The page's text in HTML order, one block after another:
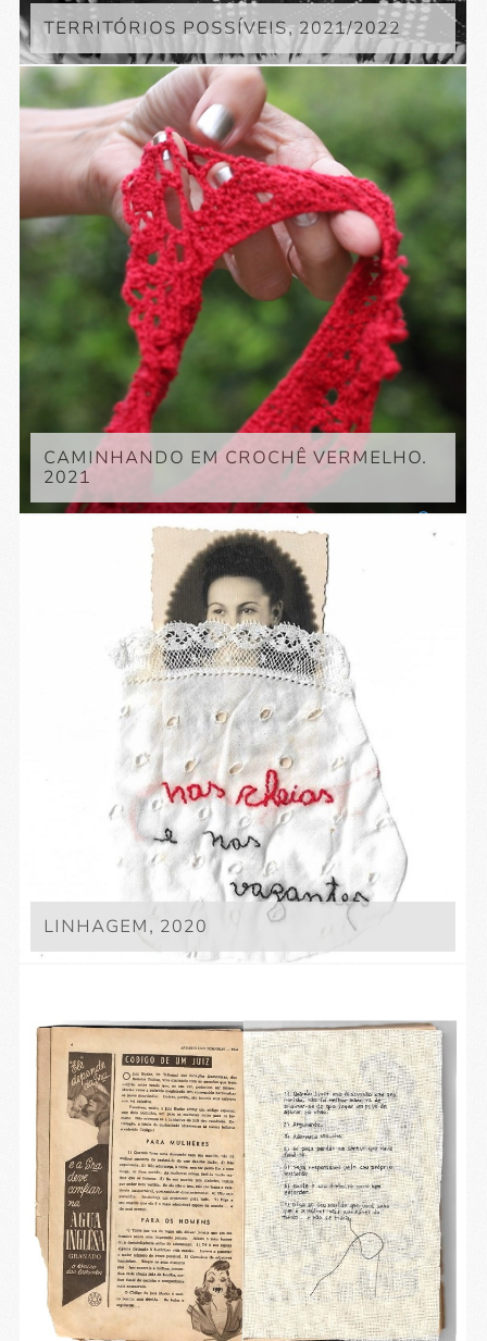
TERRITÓRIOS POSSÍVEIS, 2021/2022
CAMINHANDO EM CROCHÊ VERMELHO.
2021
LINHAGEM, 2020